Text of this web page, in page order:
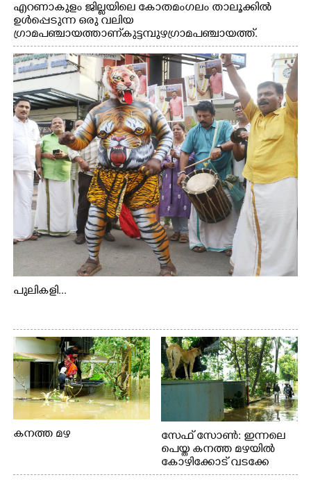
എറണാകുളം ജില്ലയിലെ കോതമംഗലം താലൂക്കിൽ
ഉൾപ്പെടുന്ന ഒരു വലിയ
ഗ്രാമപഞ്ചായത്താണ് കുട്ടമ്പുഴ ഗ്രാമ പഞ്ചായത്ത്.
ആദിവാസി ഊരുകളായ വെള്ളാരംകുത്ത്, കത്തിപ്പാറ,
ഉറിയംപെട്ടി, തേക്കല്ല്, വെട്ടിക്കല്ല്, മഞ്ചപ്പാറ എന്നീ ആറു
സ്ഥലങ്ങളിലേക്കുള്ള പ്രധാന സഞ്ചാര മാർഗമാണ് ഈ
കാണുന്ന കടത്ത് വള്ളം
പുലികളി...
കനത്ത മഴ
സേഫ് സോൺ: ഇന്നലെ
പെയ്ത കനത്ത മഴയിൽ
കോഴിക്കോട് വടക്കേ
വയലിൽ വെള്ളം